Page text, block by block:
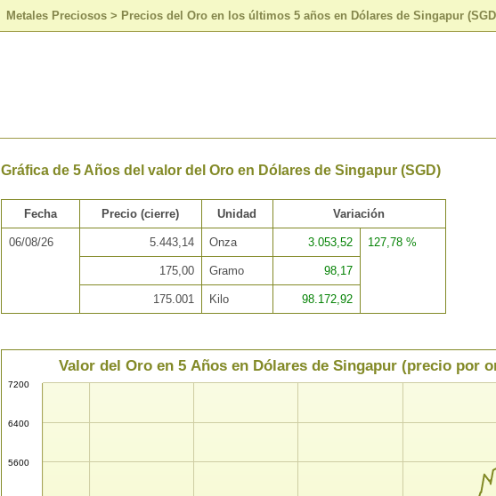
Metales Preciosos > Precios del Oro en los últimos 5 años en Dólares de Singapur
Gráfica de 5 Años del valor del Oro en Dólares de Singapur (SGD)
Fecha Precio (cierre) Unidad Variación
06/08/26 5.443,14 Onza 3.053,52 127,78 %
175,00 Gramo 98,17
175.001 Kilo 98.172,92
Valor del Oro en 5 Años en Dólares de Singapur (precio por
5600
6400
7200